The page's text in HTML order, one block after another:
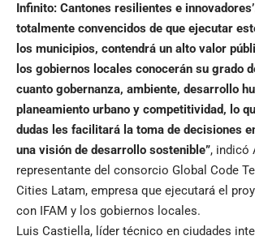
Infinito: Cantones resilientes e
totalmente convencidos de que ejecutar
los municipios, contendrá un alto valor
los gobiernos locales conocerán su grado
cuanto gobernanza, ambiente, desarrollo
planeamiento urbano y competitividad, lo
dudas les facilitará la toma de decisiones
una visión de desarrollo sostenible”, indicó
representante del consorcio Global Code
Cities Latam, empresa que ejecutará el
con IFAM y los gobiernos locales.
Luis Castiella, líder técnico en ciudades